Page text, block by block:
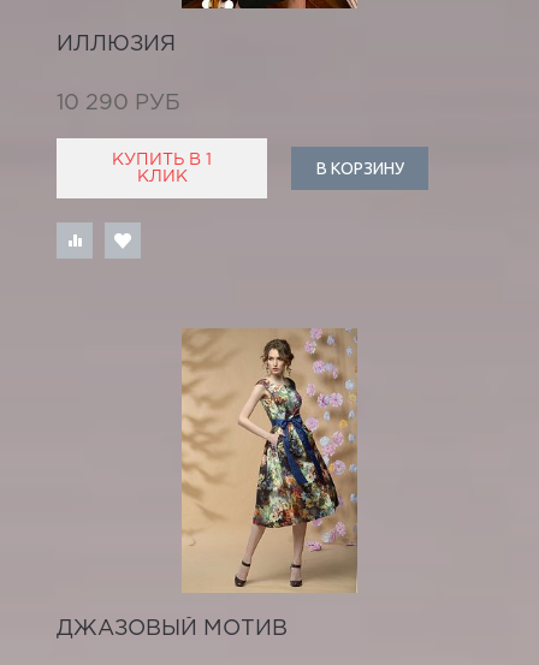
ИЛЛЮЗИЯ
10 290 РУБ
КУПИТЬ В 1
КЛИК
В КОРЗИНУ
ДЖАЗОВЫЙ МОТИВ